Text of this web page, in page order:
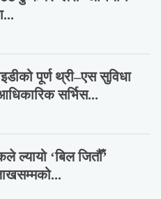
पूर्ण थ्री–एस सुविधा
सर्भिस...
ल्यायो ‘बिल जितौँ’